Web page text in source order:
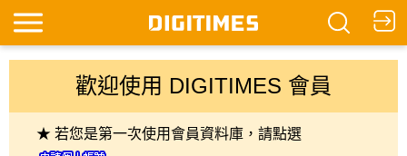
歡迎使用 DIGITIMES 會員
★ 若您是第一次使用會員資料庫，請點選